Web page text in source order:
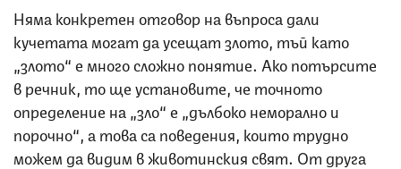
Няма конкретен отговор на въпроса дали
кучетата могат да усещат злото, тъй като
„злото“ е много сложно понятие. Ако потърсите
в речник, то ще установите, че точното
определение на „зло“ е „дълбоко неморално и
порочно“, а това са поведения, които трудно
можем да видим в животинския свят. От друга